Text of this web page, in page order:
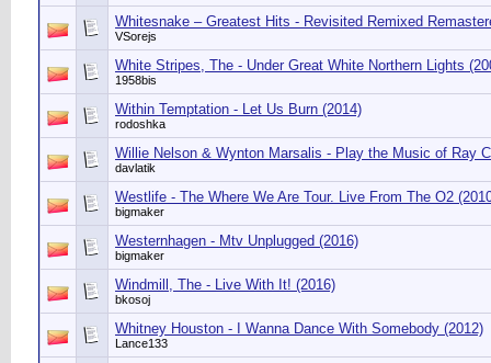
Whitesnake – Greatest Hits - Revisited Remixed
VSorejs
White Stripes, The - Under Great White Northern Lights
1958bis
Within Temptation - Let Us Burn (2014)
rodoshka
Willie Nelson & Wynton Marsalis - Play the Music of Ray
davlatik
Westlife - The Where We Are Tour. Live From The O2
bigmaker
Westernhagen - Mtv Unplugged (2016)
bigmaker
Windmill, The - Live With It! (2016)
bkosoj
Whitney Houston - I Wanna Dance With Somebody (2012)
Lance133